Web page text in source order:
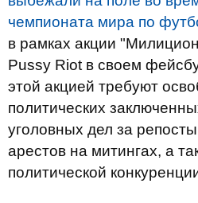
чемпионата мира по
в рамках акции
Pussy Riot в своем
этой акцией требуют
политических
уголовных дел за
арестов на митингах, а
политической